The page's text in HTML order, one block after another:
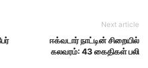
Next article
ஈக்வடார் நாட்டின் சிறையில்
கலவரம்: 43 கைதிகள் பலி